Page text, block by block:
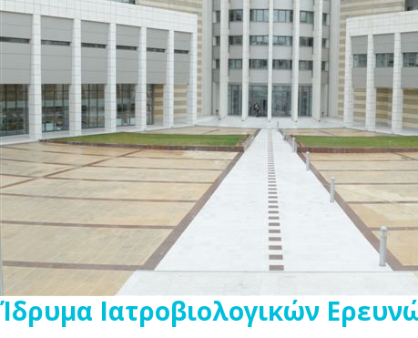
Ίδρυμα Ιατροβιολογικών